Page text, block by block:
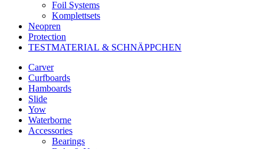
Foil Systems
Komplettsets
Neopren
Protection
TESTMATERIAL & SCHNÄPPCHEN
Carver
Curfboards
Hamboards
Slide
Yow
Waterborne
Accessories
Bearings